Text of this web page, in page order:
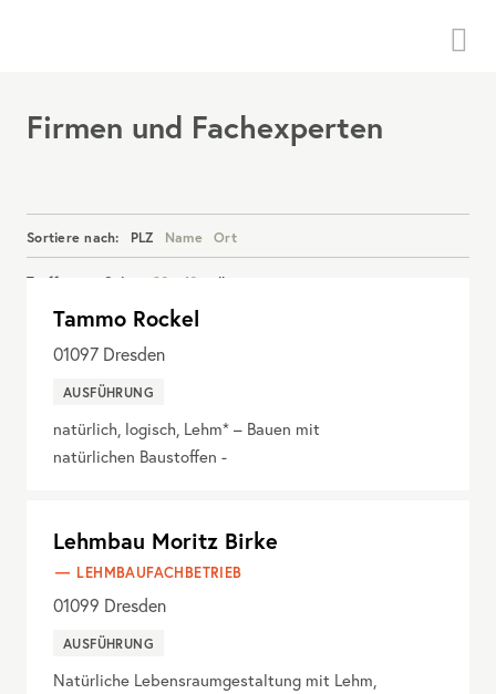
Firmen und Fachexperten
Sortiere nach: PLZ Name Ort
Treffer pro Seite: 20 40 alle
Details anzeigen
Tammo Rockel
01097 Dresden
AUSFÜHRUNG
natürlich, logisch, Lehm* – Bauen mit
natürlichen Baustoffen -
Lehmbau Moritz Birke
LEHMBAUFACHBETRIEB
01099 Dresden
AUSFÜHRUNG
Natürliche Lebensraumgestaltung mit Lehm,